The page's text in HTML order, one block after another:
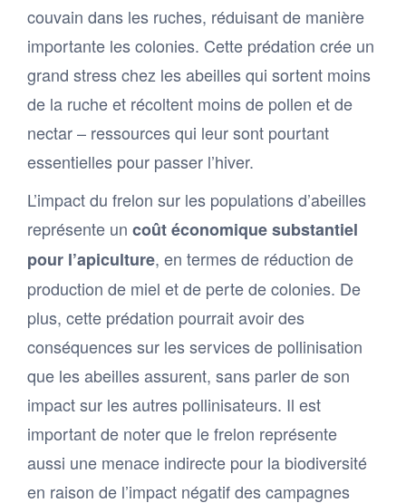
couvain dans les ruches, réduisant de manière
importante les colonies. Cette prédation crée un
grand stress chez les abeilles qui sortent moins
de la ruche et récoltent moins de pollen et de
nectar – ressources qui leur sont pourtant
essentielles pour passer l’hiver.
L’impact du frelon sur les populations d’abeilles
représente un coût économique substantiel
pour l’apiculture, en termes de réduction de
production de miel et de perte de colonies. De
plus, cette prédation pourrait avoir des
conséquences sur les services de pollinisation
que les abeilles assurent, sans parler de son
impact sur les autres pollinisateurs. Il est
important de noter que le frelon représente
aussi une menace indirecte pour la biodiversité
en raison de l’impact négatif des campagnes